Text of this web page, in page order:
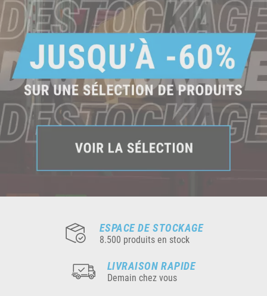
ESPACE DE STOCKAGE
8.500 produits en stock
LIVRAISON RAPIDE
Demain chez vous